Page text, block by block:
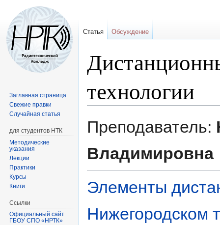
технологии
Преподаватель:
Владимировна
Элементы
Нижегородском
Статья Обсуждение
Заглавная страница
Свежие правки
Случайная статья
для студентов НТК
Методические
указания
Лекции
Практики
Курсы
Книги
Ссылки
Официальный сайт
ГБОУ СПО «НРТК»